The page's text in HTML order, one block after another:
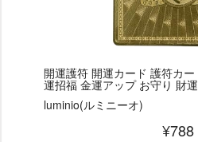
開運護符 開運カード 護符カ
運招福 金運アップ お守り 財
luminio(ルミニーオ)
¥788